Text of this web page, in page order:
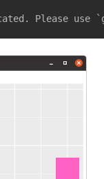
Please use